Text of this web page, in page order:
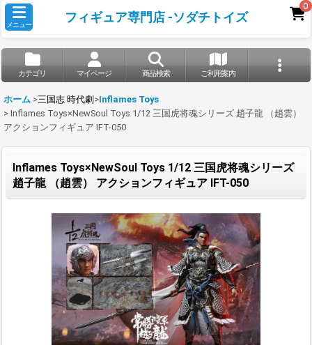
メニュー
フィギュア専門店 -ソダチトイズ
0
カテゴリ マイページ 商品検索 ご利用案内
ホーム >三国志 時代劇 >Inflames Toys
> Inflames Toys×NewSoul Toys 1/12 三国虎将魂シリーズ 趙子龍 （趙雲）
アクションフィギュア IFT-050
Inflames Toys×NewSoul Toys 1/12 三国虎将魂シリーズ
趙子龍 （趙雲） アクションフィギュア IFT-050